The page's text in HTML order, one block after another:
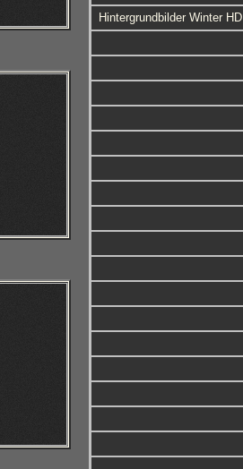
Hintergrundbilder Winter HD